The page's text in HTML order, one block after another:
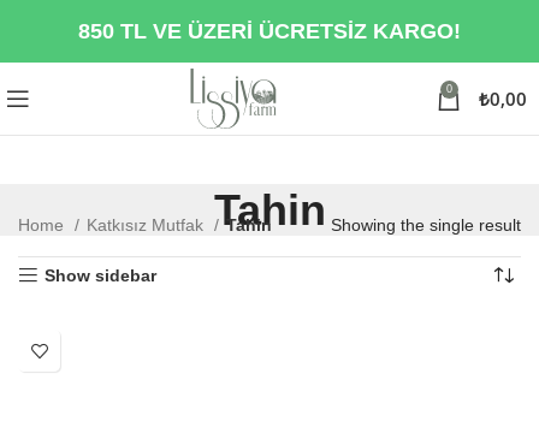
850 TL VE ÜZERİ ÜCRETSİZ KARGO!
0 ₺0,00
Tahin
Home Katkısız Mutfak Tahin Showing the single result
Show sidebar